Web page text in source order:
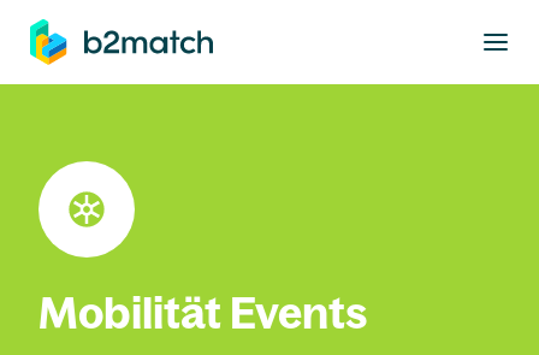
springen
Mobilität Events